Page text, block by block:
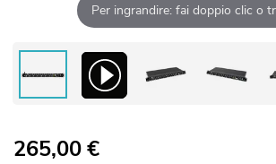
Per ingrandire: fai doppio clic o
265,00€